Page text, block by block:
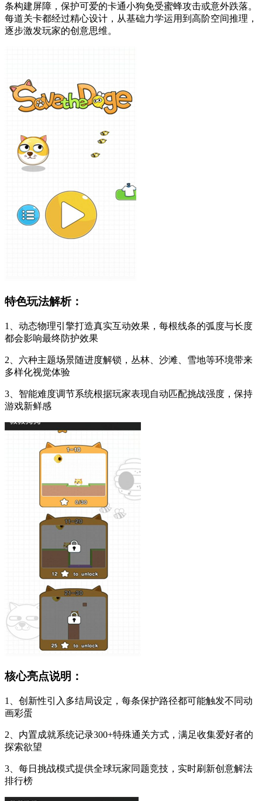
条构建屏障，保护可爱的卡通小狗免受蜜蜂攻击或意外跌落。
每道关卡都经过精心设计，从基础力学运用到高阶空间推理，
逐步激发玩家的创意思维。
特色玩法解析：
1、动态物理引擎打造真实互动效果，每根线条的弧度与长度
都会影响最终防护效果
2、六种主题场景随进度解锁，丛林、沙滩、雪地等环境带来
多样化视觉体验
3、智能难度调节系统根据玩家表现自动匹配挑战强度，保持
游戏新鲜感
核心亮点说明：
1、创新性引入多结局设定，每条保护路径都可能触发不同动
画彩蛋
2、内置成就系统记录300+特殊通关方式，满足收集爱好者的
探索欲望
3、每日挑战模式提供全球玩家同题竞技，实时刷新创意解法
排行榜